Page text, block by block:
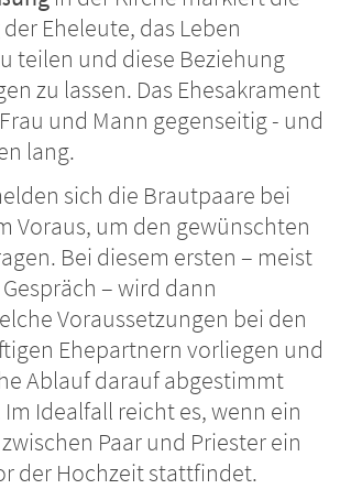
Eheleute, das Leben
teilen und diese Beziehung
zu lassen. Das Ehesakrament
und Mann gegenseitig - und
lang.
sich die Brautpaare bei
Voraus, um den gewünschten
Bei diesem ersten – meist
– wird dann
Voraussetzungen bei den
Ehepartnern vorliegen und
Ablauf darauf abgestimmt
Idealfall reicht es, wenn ein
Paar und Priester ein
der Hochzeit stattfindet.